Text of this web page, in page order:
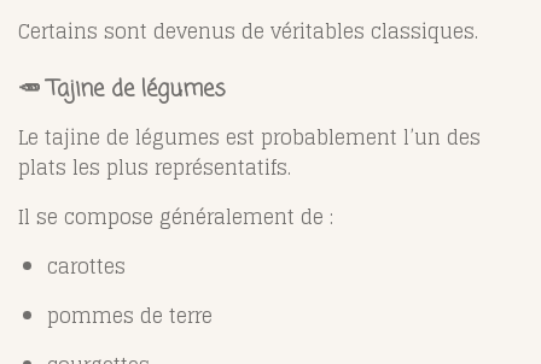
Certains sont devenus de véritables classiques.
🥕 Tajine de légumes
Le tajine de légumes est probablement l’un des
plats les plus représentatifs.
Il se compose généralement de :
carottes
pommes de terre